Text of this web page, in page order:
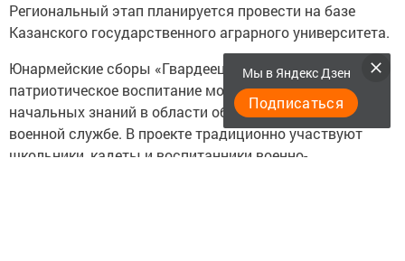
Региональный этап планируется провести на базе
Казанского государственного аграрного университета.
Юнармейские сборы «Гвардеец» направлены на
патриотическое воспитание молодежи, получение
начальных знаний в области обороны и подготовку к
военной службе. В проекте традиционно участвуют
школьники, кадеты и воспитанники военно-
Мы в Яндекс Дзен
Подписаться